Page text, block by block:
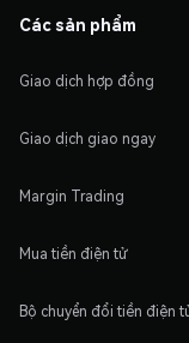
Các sản phẩm
Giao dịch hợp đồng
Giao dịch giao ngay
Margin Trading
Mua tiền điện tử
Bộ chuyển đổi tiền điện